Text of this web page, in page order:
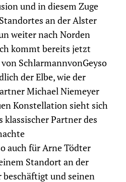
und in diesem Zuge
an der Alster
weiter nach Norden
kommt bereits jetzt
SchlarmannvonGeyso
der Elbe, wie der
Michael Niemeyer
Konstellation sieht sich
klassischer Partner des
auch für Arne Tödter
Standort an der
und seinen